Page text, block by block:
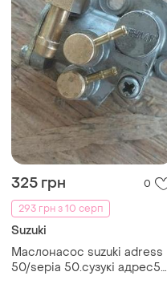
325 грн
0
293 грн з 10 серп
Suzuki
Маслонасос suzuki adress
50/sepia 50.сузукі адрес50/